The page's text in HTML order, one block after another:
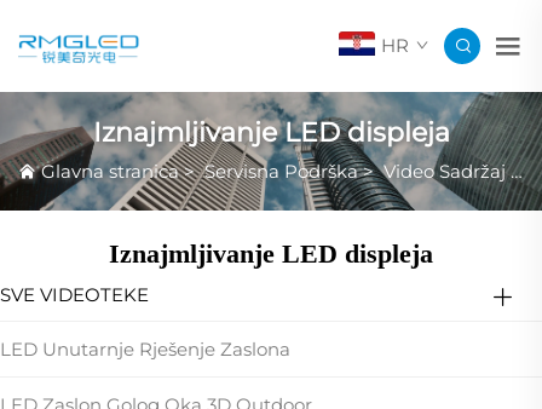
HR
Iznajmljivanje LED displeja
Glavna stranica>Servisna Podrška>Video Sadržaj Proizvoda
Iznajmljivanje LED displeja
SVE VIDEOTEKE
LED Unutarnje Rješenje Zaslona